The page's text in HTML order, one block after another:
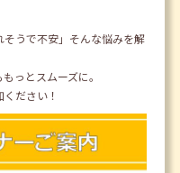
そうで不安」そんな悩みを解
っとスムーズに。
ださい！